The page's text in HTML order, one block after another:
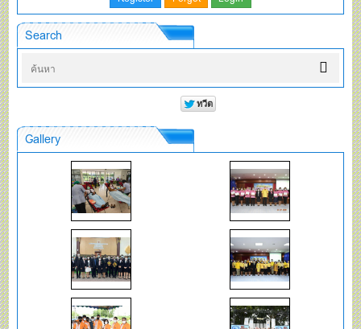
Search
Gallery